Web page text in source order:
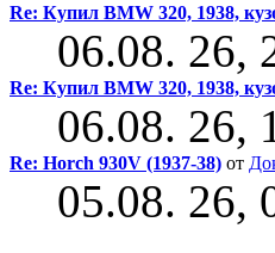
Re: Купил BMW 320, 1938,
06.08. 26,
Re: Купил BMW 320, 1938,
06.08. 26,
Re: Horch 930V (1937-38) от
05.08. 26,